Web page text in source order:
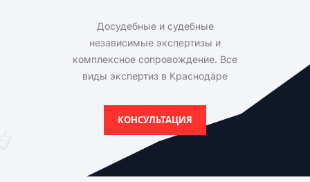
Досудебные и судебные
независимые экспертизы и
комплексное сопровождение. Все
виды экспертиз в Краснодаре
КОНСУЛЬТАЦИЯ